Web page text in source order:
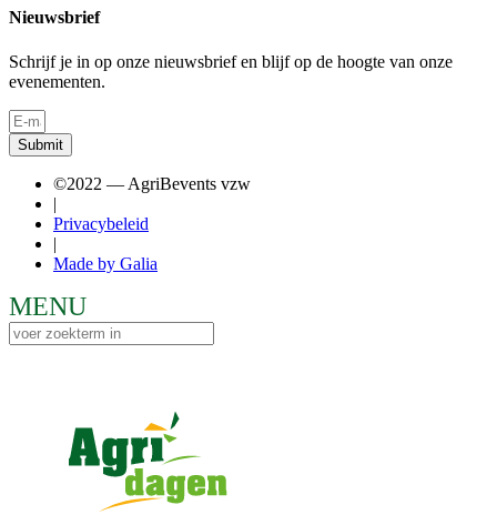
Nieuwsbrief
Schrijf je in op onze nieuwsbrief en blijf op de hoogte van onze
evenementen.
Submit
©2022 — AgriBevents vzw
|
Privacybeleid
|
Made by Galia